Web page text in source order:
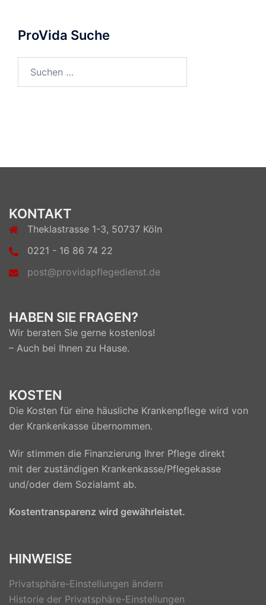
ProVida Suche
KONTAKT
Theklastrasse 1-3, 50737 Köln
0221 - 16 86 74 22
post@providapflegedienst.de
HABEN SIE FRAGEN?
Wir beraten Sie gerne kostenlos!
– Auch bei Ihnen zu Hause.
KOSTEN
Die Kosten für eine häusliche Krankenpflege wird von
der Krankenkasse übernommen.
Wir stimmen die Finanzierung Ihrer Pflege direkt
mit der zuständigen Krankenkasse/Pflegekasse
und/oder dem Sozialamt ab.
Kostentransparenz wird gewährleistet.
HINWEISE
Privatsphäre-Einstellungen ändern
Historie der Privatsphäre-Einstellungen